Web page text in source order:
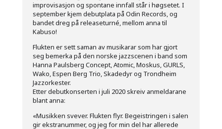
improvisasjon og spontane innfall står i høgsetet. I
september kjem debutplata på Odin Records, og
bandet dreg på releaseturné, mellom anna til
Kabuso!
Flukten er sett saman av musikarar som har gjort
seg bemerka på den norske jazzscenen i band som
Hanna Paulsberg Concept, Atomic, Moskus, GURLS,
Wako, Espen Berg Trio, Skadedyr og Trondheim
Jazzorkester.
Etter debutkonserten i juli 2020 skreiv anmeldarane
blant anna:
«Musikken svever. Flukten flyr. Begeistringen i salen
gir ekstranummer, og jeg for min del har allerede